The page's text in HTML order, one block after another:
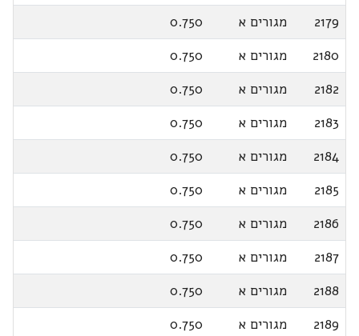
2179
מגורים א
0.750
2180
מגורים א
0.750
2182
מגורים א
0.750
2183
מגורים א
0.750
2184
מגורים א
0.750
2185
מגורים א
0.750
2186
מגורים א
0.750
2187
מגורים א
0.750
2188
מגורים א
0.750
2189
מגורים א
0.750